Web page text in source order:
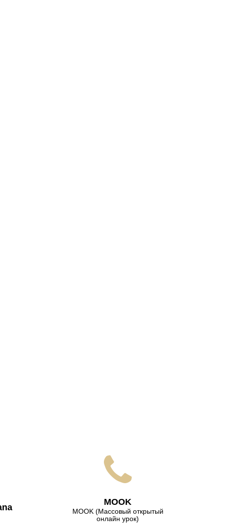
МООK
МООK (Массовый открытый
онлайн урок)